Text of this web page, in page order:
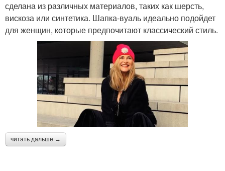
сделана из различных материалов, таких как шерсть,
вискоза или синтетика. Шапка-вуаль идеально подойдет
для женщин, которые предпочитают классический стиль.
читать дальше →